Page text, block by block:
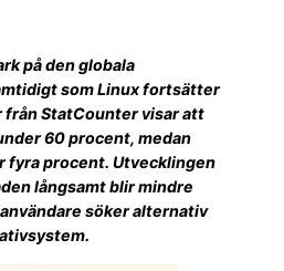
på den globala
som Linux fortsätter
från StatCounter visar att
60 procent, medan
fyra procent. Utvecklingen
långsamt blir mindre
söker alternativ